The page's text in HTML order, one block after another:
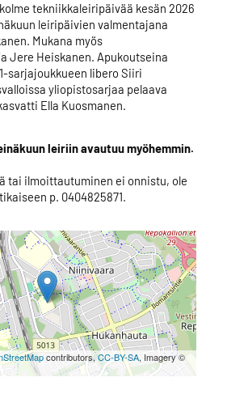
tekniikkaleiripäivää kesän 2026
leiripäivien valmentajana
Mukana myös
Jere Heiskanen. Apukoutseina
sarjajoukkueen libero Siiri
yliopistosarjaa pelaava
Ella Kuosmanen.
leiriin avautuu myöhemmin.
tai ilmoittautuminen ei onnistu, ole
p. 0404825871.
contributors,CC-BY-SA, Imagery ©